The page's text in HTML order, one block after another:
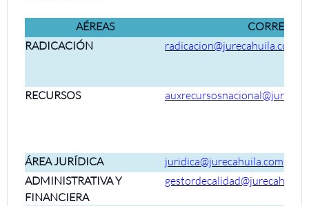
AÉREAS
CORREOS
RADICACIÓN
radicacion@jurecahuila.com
RECURSOS
ÁREA JURÍDICA
juridica@jurecahuila.com
ADMINISTRATIVA Y
FINANCIERA